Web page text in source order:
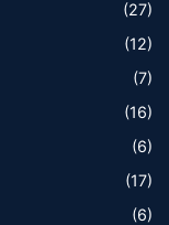
(27)
(12)
(7)
(16)
(6)
(17)
(6)